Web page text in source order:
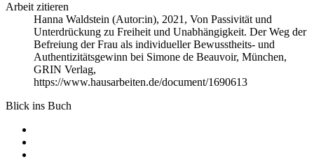
Arbeit zitieren
Hanna Waldstein (Autor:in), 2021, Von Passivität und
Unterdrückung zu Freiheit und Unabhängigkeit. Der Weg der
Befreiung der Frau als individueller Bewusstheits- und
Authentizitätsgewinn bei Simone de Beauvoir, München,
GRIN Verlag,
https://www.hausarbeiten.de/document/1690613
Blick ins Buch